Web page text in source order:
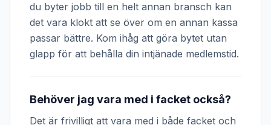
du byter jobb till en helt annan bransch kan
det vara klokt att se över om en annan kassa
passar bättre. Kom ihåg att göra bytet utan
glapp för att behålla din intjänade medlemstid.
Behöver jag vara med i facket också?
Det är frivilligt att vara med i både facket och